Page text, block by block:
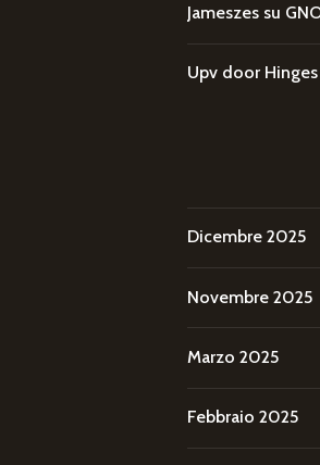
Jameszes su
Upv door Hinges
Dicembre 2025
Novembre 2025
Marzo 2025
Febbraio 2025